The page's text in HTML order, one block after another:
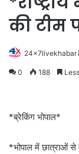
की टीम
24x7livekhabar
0 188
*ब्रेकिंग भोपाल*
*भोपाल में छात्राओं